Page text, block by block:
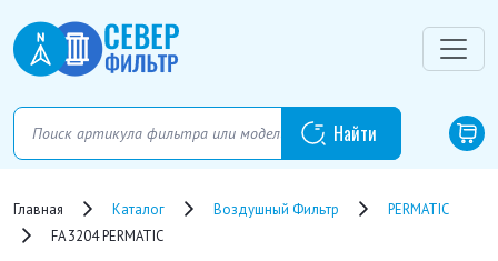
Главная Каталог Воздушный Фильтр
PERMATIC
FA 3204 PERMATIC